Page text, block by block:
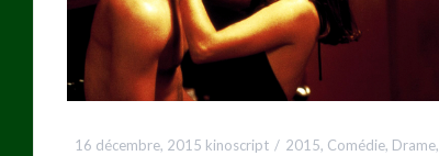
16 décembre, 2015 kinoscript 2015, Comédie, Drame,